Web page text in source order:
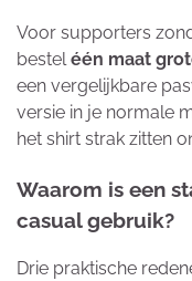
Voor supporters
besteléén maat
een vergelijkbare
versie in je normale
het shirt strak zitten
Waarom is een
casual gebruik?
Drie praktische